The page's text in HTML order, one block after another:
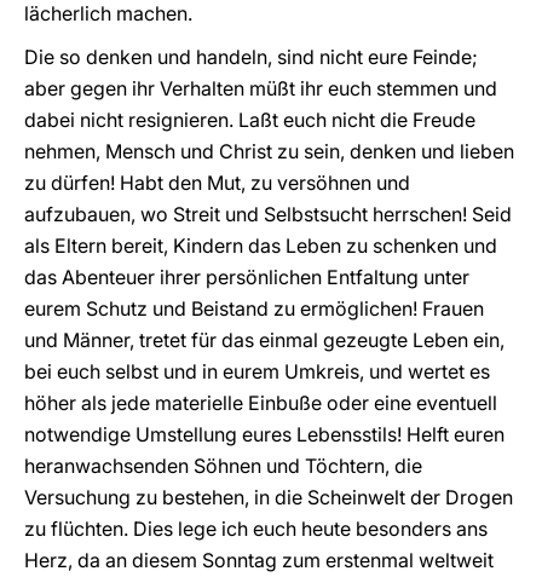
lächerlich machen.
Die so denken und handeln, sind nicht eure Feinde;
aber gegen ihr Verhalten müßt ihr euch stemmen und
dabei nicht resignieren. Laßt euch nicht die Freude
nehmen, Mensch und Christ zu sein, denken und lieben
zu dürfen! Habt den Mut, zu versöhnen und
aufzubauen, wo Streit und Selbstsucht herrschen! Seid
als Eltern bereit, Kindern das Leben zu schenken und
das Abenteuer ihrer persönlichen Entfaltung unter
eurem Schutz und Beistand zu ermöglichen! Frauen
und Männer, tretet für das einmal gezeugte Leben ein,
bei euch selbst und in eurem Umkreis, und wertet es
höher als jede materielle Einbuße oder eine eventuell
notwendige Umstellung eures Lebensstils! Helft euren
heranwachsenden Söhnen und Töchtern, die
Versuchung zu bestehen, in die Scheinwelt der Drogen
zu flüchten. Dies lege ich euch heute besonders ans
Herz, da an diesem Sonntag zum erstenmal weltweit